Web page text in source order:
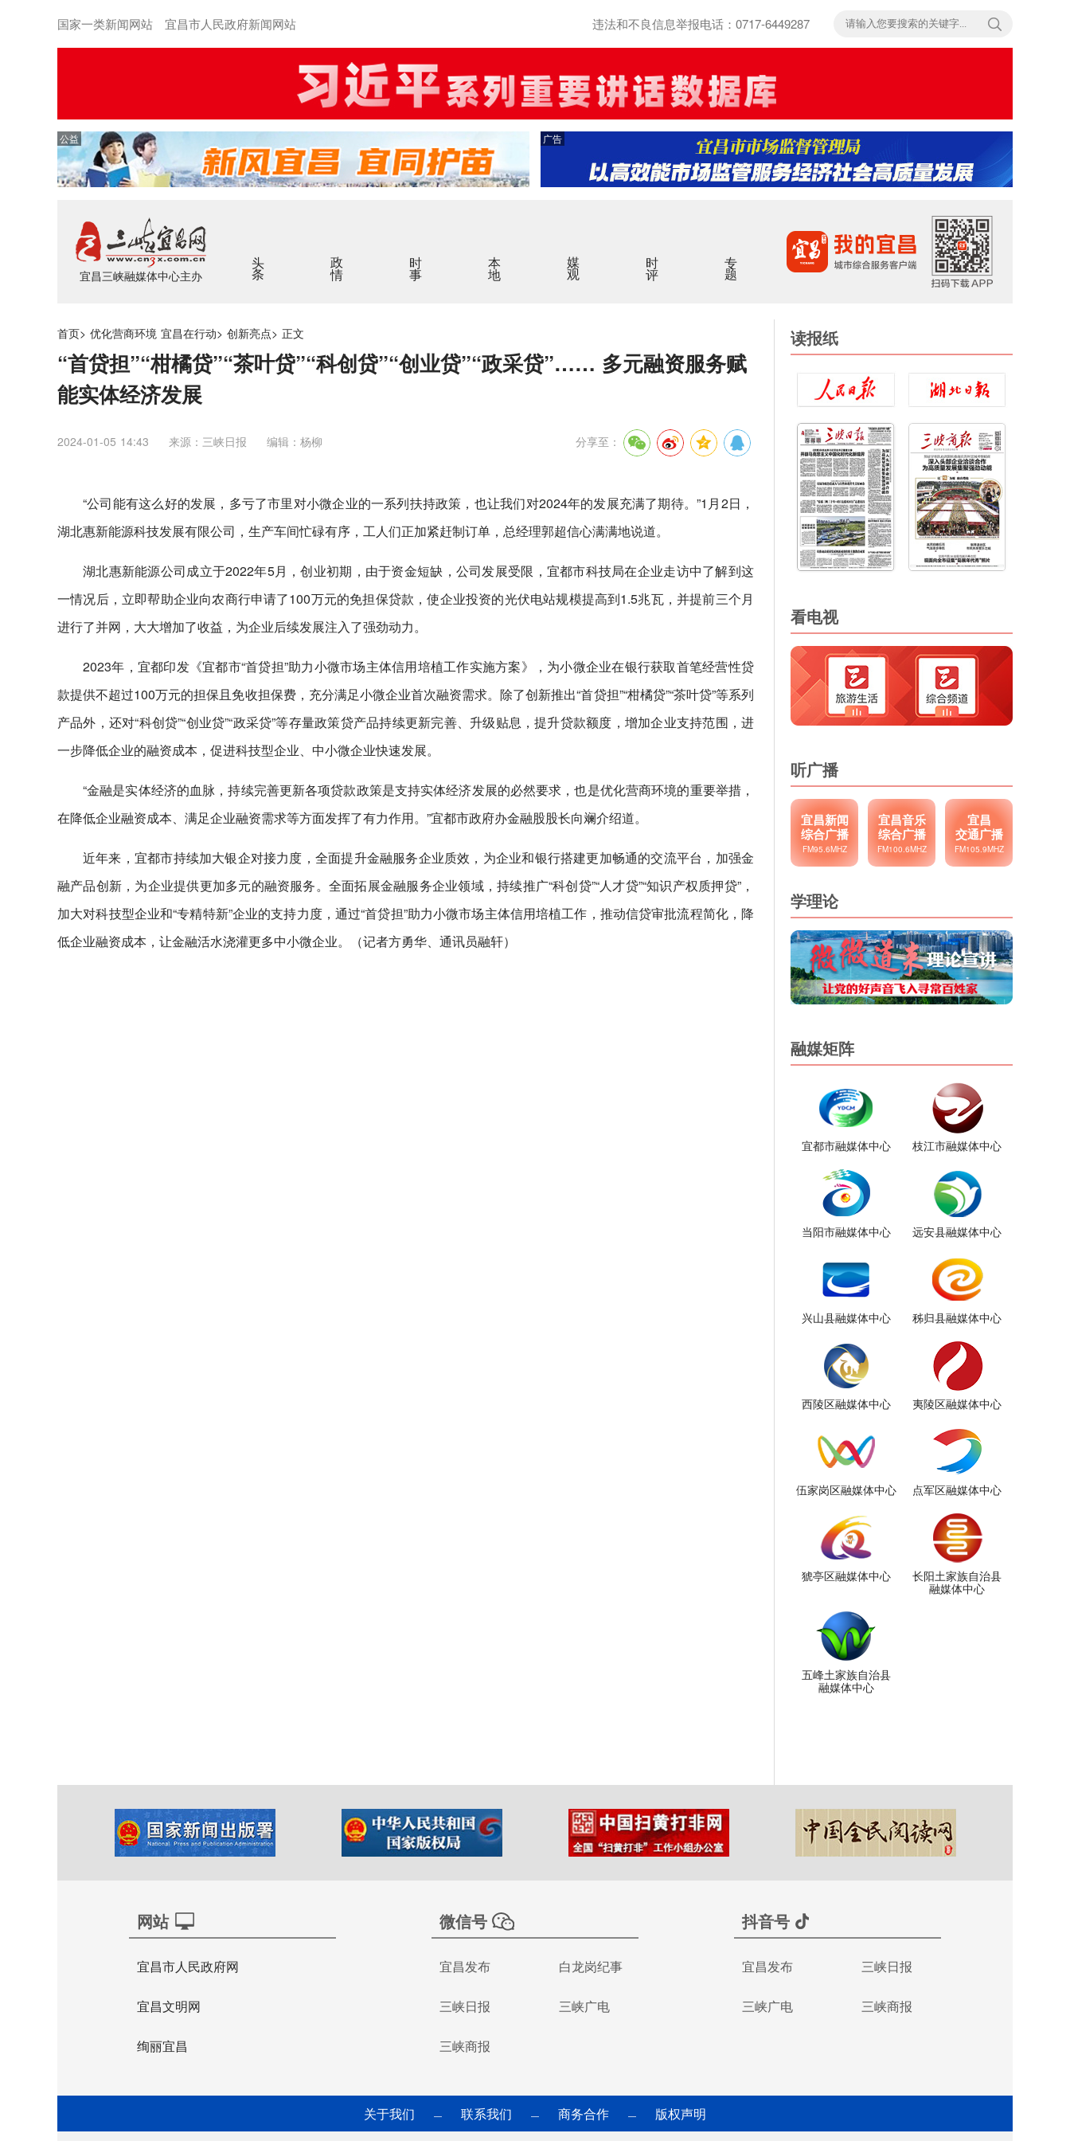
国家一类新闻网站 宜昌市人民政府新闻网站 违法和不良信息举报电话：0717-6449287
公益 广告
宜昌三峡融媒体中心主办
头条 政情 时事 本地 媒观 时评 专题
首页> 优化营商环境 宜昌在行动> 创新亮点> 正文
“首贷担”“柑橘贷”“茶叶贷”“科创贷”“创业贷”“政采贷”…… 多元融资服务赋
能实体经济发展
2024-01-05 14:43 来源：三峡日报 编辑：杨柳 分享至：
“公司能有这么好的发展，多亏了市里对小微企业的一系列扶持政策，也让我们对2024年的发展充满了期待。”1月2日，
湖北惠新能源科技发展有限公司，生产车间忙碌有序，工人们正加紧赶制订单，总经理郭超信心满满地说道。
湖北惠新能源公司成立于2022年5月，创业初期，由于资金短缺，公司发展受限，宜都市科技局在企业走访中了解到这
一情况后，立即帮助企业向农商行申请了100万元的免担保贷款，使企业投资的光伏电站规模提高到1.5兆瓦，并提前三个月
进行了并网，大大增加了收益，为企业后续发展注入了强劲动力。
2023年，宜都印发《宜都市“首贷担”助力小微市场主体信用培植工作实施方案》，为小微企业在银行获取首笔经营性贷
款提供不超过100万元的担保且免收担保费，充分满足小微企业首次融资需求。除了创新推出“首贷担”“柑橘贷”“茶叶贷”等系列
产品外，还对“科创贷”“创业贷”“政采贷”等存量政策贷产品持续更新完善、升级贴息，提升贷款额度，增加企业支持范围，进
一步降低企业的融资成本，促进科技型企业、中小微企业快速发展。
“金融是实体经济的血脉，持续完善更新各项贷款政策是支持实体经济发展的必然要求，也是优化营商环境的重要举措，
在降低企业融资成本、满足企业融资需求等方面发挥了有力作用。”宜都市政府办金融股股长向斓介绍道。
近年来，宜都市持续加大银企对接力度，全面提升金融服务企业质效，为企业和银行搭建更加畅通的交流平台，加强金
融产品创新，为企业提供更加多元的融资服务。全面拓展金融服务企业领域，持续推广“科创贷”“人才贷”“知识产权质押贷”，
加大对科技型企业和“专精特新”企业的支持力度，通过“首贷担”助力小微市场主体信用培植工作，推动信贷审批流程简化，降
低企业融资成本，让金融活水浇灌更多中小微企业。（记者方勇华、通讯员融轩）
读报纸
看电视
听广播
宜昌新闻
综合广播
FM95.6MHZ
宜昌音乐
综合广播
FM100.6MHZ
宜昌
交通广播
FM105.9MHZ
学理论
融媒矩阵
宜都市融媒体中心 枝江市融媒体中心
当阳市融媒体中心 远安县融媒体中心
兴山县融媒体中心 秭归县融媒体中心
西陵区融媒体中心 夷陵区融媒体中心
伍家岗区融媒体中心 点军区融媒体中心
猇亭区融媒体中心
长阳土家族自治县
融媒体中心
五峰土家族自治县
融媒体中心
网站
宜昌市人民政府网
宜昌文明网
绚丽宜昌
微信号
宜昌发布 白龙岗纪事
三峡日报 三峡广电
三峡商报
抖音号
宜昌发布 三峡日报
三峡广电 三峡商报
关于我们 — 联系我们 — 商务合作 — 版权声明